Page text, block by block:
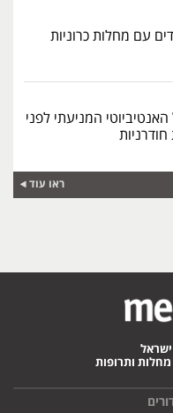
עם מחלות כרוניות
המניעתי לפני
חודרניות
ראו עוד
ותרופות